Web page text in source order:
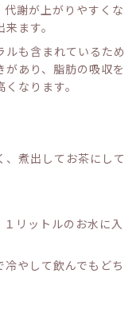
謝が上がりやすくな
ます。
も含まれているため
があり、脂肪の吸収を
なります。
煮出してお茶にして
リットルのお水に入
やして飲んでもどち